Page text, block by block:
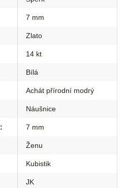
7 mm
Zlato
14 kt
Bílá
Achát přírodní modrý
Náušnice
: 7 mm
Ženu
Kubistik
JK